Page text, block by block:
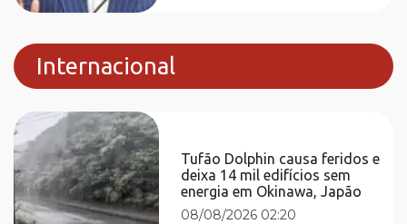
Internacional
Tufão Dolphin causa feridos e
deixa 14 mil edifícios sem
energia em Okinawa, Japão
08/08/2026 02:20